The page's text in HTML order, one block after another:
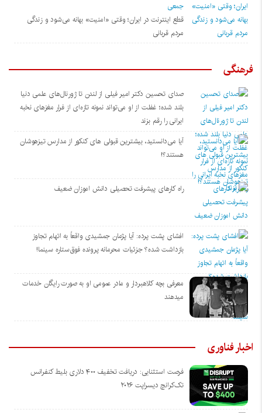
جمعی
قطع اینترنت در ایران؛ وقتی «امنیت» بهانه می‌شود و زندگی
مردم قربانی
فرهنگی
صدای تحسین دکتر امیر فیلی از لندن تا ژورنال‌های علمی دنیا
بلند شده؛ غفلت از او می‌تواند نمونه تازه‌ای از فرار مغزهای نخبه
ایرانی را رقم بزند
آیا می‌دانستید، بیشترین قبولی های کنکور از مدارس تیزهوشان
هستند؟!
راه کارهای پیشرفت تحصیلی دانش اموزان ضعیف
افشای پشت پرده: آیا پژمان جمشیدی واقعاً به اتهام تجاوز
بازداشت شده؟ جزئیات محرمانه پرونده فوق‌ستاره سینما!
معرفی بچه کلاهبردار و مادر عمومی او به صورت رایگان خدمات
میدهند
اخبار فناوری
فرصت استثنایی: دریافت تخفیف ۴۰۰ دلاری بلیط کنفرانس
تک‌کرانچ دیسراپت ۲۰۲۶